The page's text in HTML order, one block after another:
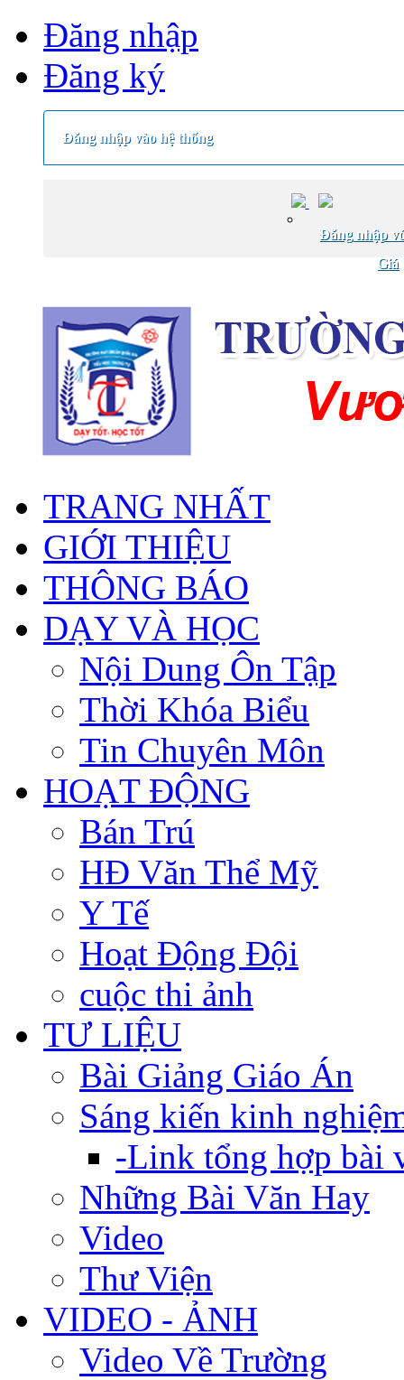
Đăng nhập
Đăng ký
Đăng nhập vào hệ thống
Đăng nhập
Giá
TRANG NHẤT
GIỚI THIỆU
THÔNG BÁO
DẠY VÀ HỌC
Nội Dung Ôn Tập
Thời Khóa Biểu
Tin Chuyên Môn
HOẠT ĐỘNG
Bán Trú
HĐ Văn Thể Mỹ
Y Tế
Hoạt Động Đội
cuộc thi ảnh
TƯ LIỆU
Bài Giảng Giáo Án
Sáng kiến kinh
-Link tổng hợp bài
Những Bài Văn Hay
Video
Thư Viện
VIDEO - ẢNH
Video Về Trường